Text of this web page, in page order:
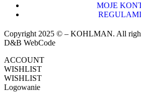
MOJE
Copyright 2025 © – KOHLMAN. All
D&B WebCode
ACCOUNT
WISHLIST
WISHLIST
Logowanie